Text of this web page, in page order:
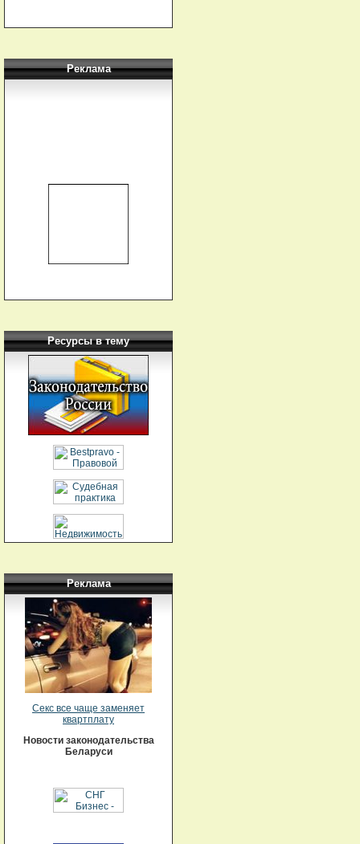
Реклама
Ресурсы в тему
Реклама
Секс все чаще заменяет
квартплату
Новости законодательства
Беларуси